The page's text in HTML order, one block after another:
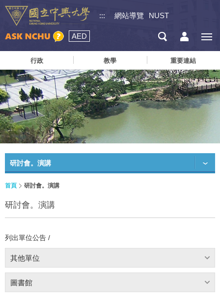
::: 網站導覽 NUST
AED
行政 教學 重要連結
研討會。演講
首頁 研討會。演講
研討會。演講
列出單位公告 /
其他單位
圖書館